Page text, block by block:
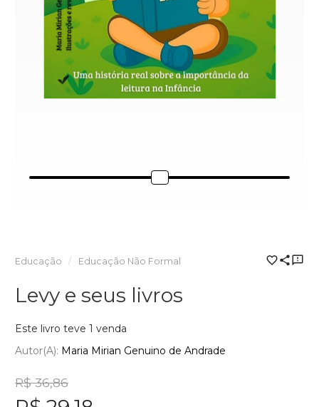
Educação Educação Não Formal
Levy e seus livros
Este livro teve 1 venda
Autor(a): Maria Mirian Genuino de Andrade
R$ 36,86